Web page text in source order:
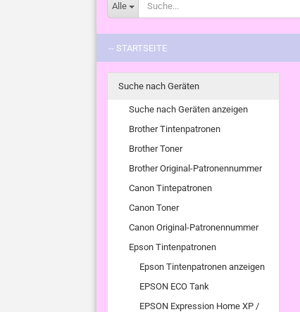
Alle
-- STARTSEITE
Suche nach Geräten
Suche nach Geräten anzeigen
Brother Tintenpatronen
Brother Toner
Brother Original-Patronennummer
Canon Tintepatronen
Canon Toner
Canon Original-Patronennummer
Epson Tintenpatronen
Epson Tintenpatronen anzeigen
EPSON ECO Tank
EPSON Expression Home XP /